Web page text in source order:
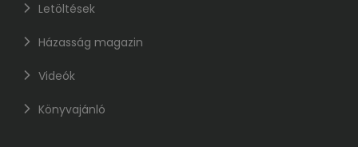
Letöltések
Házasság magazin
Videók
Könyvajánló